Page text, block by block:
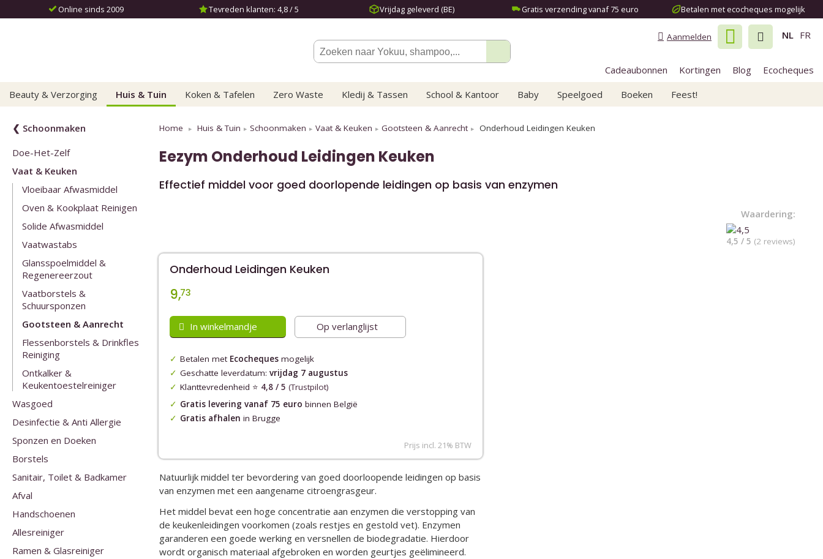
Online sinds 2009 Tevreden klanten: 4,8 / 5 Vrijdag geleverd (BE) Gratis verzending vanaf 75 euro Betalen met ecocheques mogelijk
NL FR
Aanmelden
Cadeaubonnen Kortingen Blog
Ecocheques
Beauty & Verzorging
Huis & Tuin Koken & Tafelen Zero Waste Kledij & Tassen School & Kantoor Baby Speelgoed Boeken Feest!
Home Huis & Tuin Schoonmaken Vaat & Keuken Gootsteen & Aanrecht Onderhoud Leidingen Keuken
Eezym Onderhoud Leidingen Keuken
Effectief middel voor goed doorlopende leidingen op basis van enzymen
Waardering:
4,5 / 5 (2 reviews)
Onderhoud Leidingen Keuken
9,73
In winkelmandje Op verlanglijst
Betalen met Ecocheques mogelijk
Geschatte leverdatum: vrijdag 7 augustus
Klanttevredenheid ⭐️ 4,8 / 5 (Trustpilot)
Gratis levering vanaf 75 euro binnen België
Gratis afhalen in Brugge
Prijs incl. 21% BTW
Natuurlijk middel ter bevordering van goed doorloopende leidingen op basis
van enzymen met een aangename citroengrasgeur.
Het middel bevat een hoge concentratie aan enzymen die verstopping van
de keukenleidingen voorkomen (zoals restjes en gestold vet). Enzymen
garanderen een goede werking en versnellen de biodegradatie. Hierdoor
wordt organisch materiaal afgebroken en worden geurtjes geëlimineerd.
❮ Schoonmaken
Doe-Het-Zelf
Vaat & Keuken
Vloeibaar Afwasmiddel
Oven & Kookplaat Reinigen
Solide Afwasmiddel
Vaatwastabs
Glansspoelmiddel &
Regenereerzout
Vaatborstels &
Schuursponzen
Gootsteen & Aanrecht
Flessenborstels & Drinkfles
Reiniging
Ontkalker &
Keukentoestelreiniger
Wasgoed
Desinfectie & Anti Allergie
Sponzen en Doeken
Borstels
Sanitair, Toilet & Badkamer
Afval
Handschoenen
Allesreiniger
Ramen & Glasreiniger